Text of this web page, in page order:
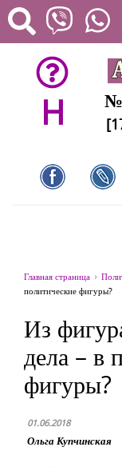
H №
Главная страница
политические фигуры?
Из
дела – в
фигуры?
01.06.2018
Ольга Купчинская